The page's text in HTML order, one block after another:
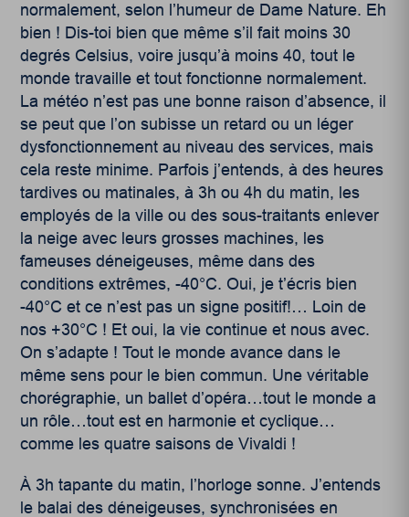
normalement, selon l’humeur de Dame Nature. Eh
bien ! Dis-toi bien que même s’il fait moins 30
degrés Celsius, voire jusqu’à moins 40, tout le
monde travaille et tout fonctionne normalement.
La météo n’est pas une bonne raison d’absence, il
se peut que l’on subisse un retard ou un léger
dysfonctionnement au niveau des services, mais
cela reste minime. Parfois j’entends, à des heures
tardives ou matinales, à 3h ou 4h du matin, les
employés de la ville ou des sous-traitants enlever
la neige avec leurs grosses machines, les
fameuses déneigeuses, même dans des
conditions extrêmes, -40°C. Oui, je t’écris bien
-40°C et ce n’est pas un signe positif!… Loin de
nos +30°C ! Et oui, la vie continue et nous avec.
On s’adapte ! Tout le monde avance dans le
même sens pour le bien commun. Une véritable
chorégraphie, un ballet d’opéra…tout le monde a
un rôle…tout est en harmonie et cyclique…
comme les quatre saisons de Vivaldi !
À 3h tapante du matin, l’horloge sonne. J’entends
le balai des déneigeuses, synchronisées en